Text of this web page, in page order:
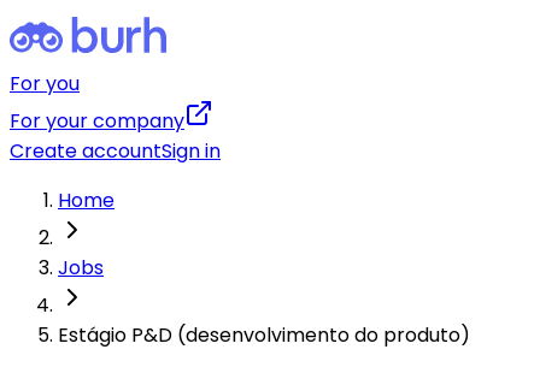
For you
For your company
Create accountSign in
Home
Jobs
Estágio P&D (desenvolvimento do produto)